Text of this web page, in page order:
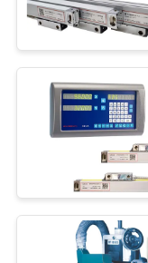
CHÚNG
TÔI
TỨC
CÁC
VỤ
Hệ
thuật